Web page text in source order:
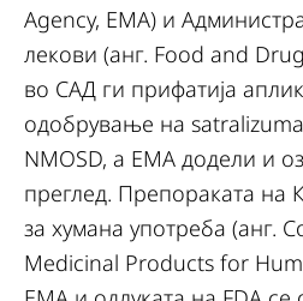
Agency, ЕМА) и
лекови (анг. Food and
во САД ги прифатија
одобрување на
NMOSD, а ЕМА додели и
преглед. Препораката на
за хумана употреба (анг.
Medicinal Products for